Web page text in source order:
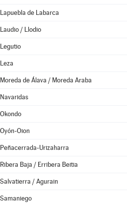
Lapuebla de Labarca
Laudio / Llodio
Legutio
Leza
Moreda de Álava / Moreda Araba
Navaridas
Okondo
Oyón-Oion
Peñacerrada-Urizaharra
Ribera Baja / Erribera Beitia
Salvatierra / Agurain
Samaniego